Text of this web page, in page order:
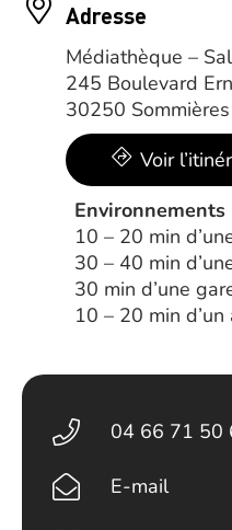
Adresse
Médiathèque –
245 Boulevard
30250 Sommières
Voir
Environnements
10 – 20 min
30 – 40 min
30 min d’une
10 – 20 min
04 66 71 50
E-mail